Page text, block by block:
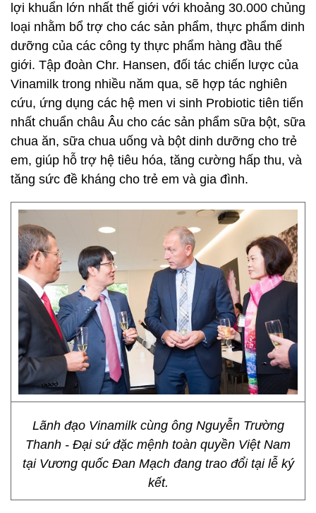
lợi khuẩn lớn nhất thế giới với khoảng 30.000 chủng
loại nhằm bổ trợ cho các sản phẩm, thực phẩm dinh
dưỡng của các công ty thực phẩm hàng đầu thế
giới. Tập đoàn Chr. Hansen, đối tác chiến lược của
Vinamilk trong nhiều năm qua, sẽ hợp tác nghiên
cứu, ứng dụng các hệ men vi sinh Probiotic tiên tiến
nhất chuẩn châu Âu cho các sản phẩm sữa bột, sữa
chua ăn, sữa chua uống và bột dinh dưỡng cho trẻ
em, giúp hỗ trợ hệ tiêu hóa, tăng cường hấp thu, và
tăng sức đề kháng cho trẻ em và gia đình.
Lãnh đạo Vinamilk cùng ông Nguyễn Trường
Thanh - Đại sứ đặc mệnh toàn quyền Việt Nam
tại Vương quốc Đan Mạch đang trao đổi tại lễ ký
kết.